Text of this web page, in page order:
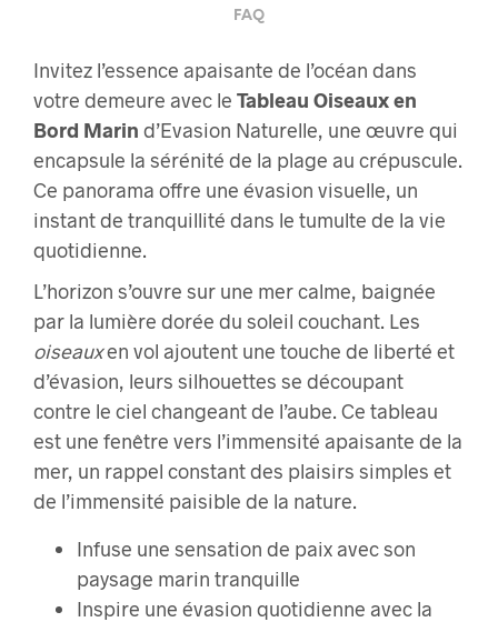
FAQ
Invitez l’essence apaisante de l’océan dans
votre demeure avec le Tableau Oiseaux en
Bord Marin d’Evasion Naturelle, une œuvre qui
encapsule la sérénité de la plage au crépuscule.
Ce panorama offre une évasion visuelle, un
instant de tranquillité dans le tumulte de la vie
quotidienne.
L’horizon s’ouvre sur une mer calme, baignée
par la lumière dorée du soleil couchant. Les
oiseauxen vol ajoutent une touche de liberté et
d’évasion, leurs silhouettes se découpant
contre le ciel changeant de l’aube. Ce tableau
est une fenêtre vers l’immensité apaisante de la
mer, un rappel constant des plaisirs simples et
de l’immensité paisible de la nature.
Infuse une sensation de paix avec son
paysage marin tranquille
Inspire une évasion quotidienne avec la